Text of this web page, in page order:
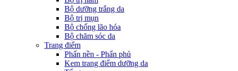
Bộ dưỡng trắng da
Bộ trị mụn
Bộ chống lão hóa
Bộ chăm sóc da
Trang điểm
Phấn nền - Phấn phủ
Kem trang điểm dưỡng da